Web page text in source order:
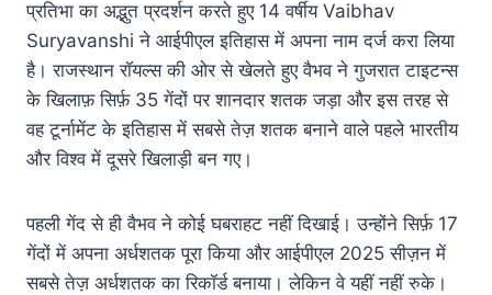
c
e
b
o
o
at
s
A
p
p
p
y
Li
n
k
ar
e
प्रतिभा का अद्भुत प्रदर्शन करते हुए 14 वर्षीय Vaibhav
Suryavanshi ने आईपीएल इतिहास में अपना नाम दर्ज करा लिया
है। राजस्थान रॉयल्स की ओर से खेलते हुए वैभव ने गुजरात टाइटन्स
के खिलाफ़ सिर्फ़ 35 गेंदों पर शानदार शतक जड़ा और इस तरह से
वह टूर्नामेंट के इतिहास में सबसे तेज़ शतक बनाने वाले पहले भारतीय
और विश्व में दूसरे खिलाड़ी बन गए।
पहली गेंद से ही वैभव ने कोई घबराहट नहीं दिखाई। उन्होंने सिर्फ़ 17
गेंदों में अपना अर्धशतक पूरा किया और आईपीएल 2025 सीज़न में
सबसे तेज़ अर्धशतक का रिकॉर्ड बनाया। लेकिन वे यहीं नहीं रुके।